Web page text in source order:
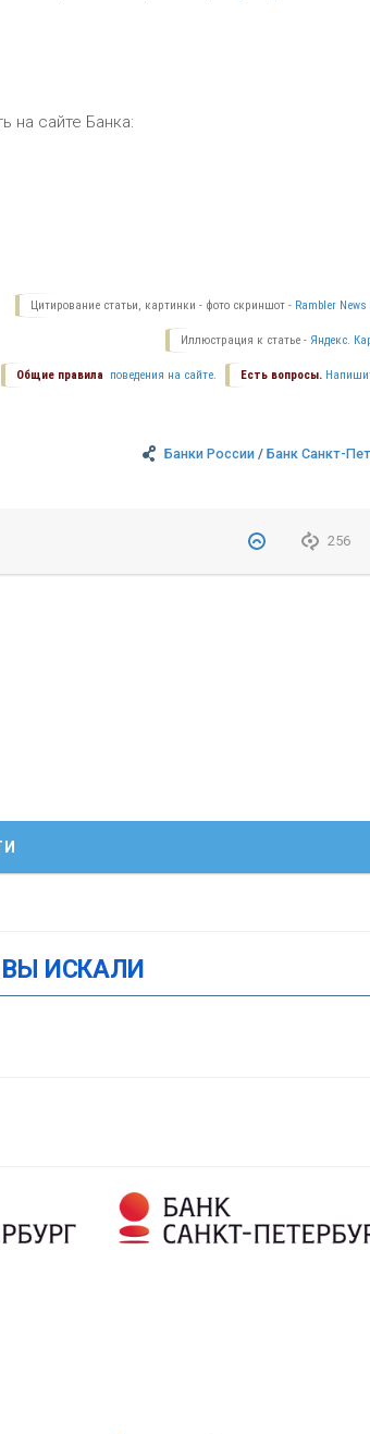
на сайте Банка:
Цитирование статьи, картинки - фото скриншот - Rambler News
Иллюстрация к статье - Яндекс.
Есть вопросы.
Общие правила поведения на сайте.
Банки России /Банк Санкт-
256
ИСКАЛИ